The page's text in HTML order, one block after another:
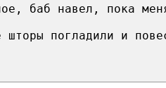
баб навел, пока
погладили и